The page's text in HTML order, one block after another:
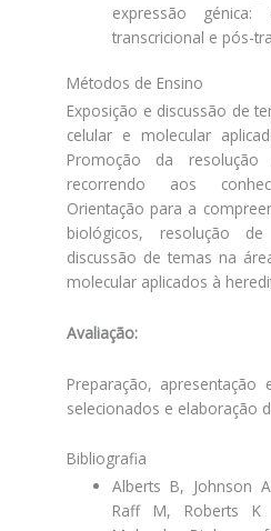
expressão génica:
transcricional e pós-
Métodos de Ensino
Exposição e discussão de
celular e molecular
Promoção da
recorrendo aos
Orientação para a
biológicos, resolução
discussão de temas na
molecular aplicados à
Avaliação:
Preparação,
selecionados e elaboração
Bibliografia
Alberts B, Johnson
Raff M, Roberts